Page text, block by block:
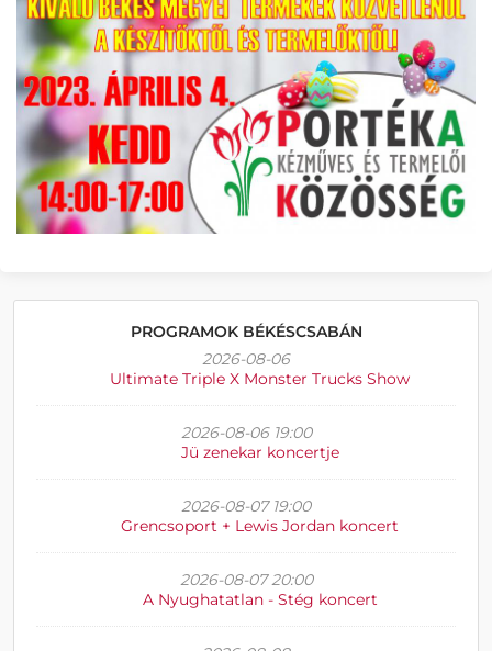
PROGRAMOK BÉKÉSCSABÁN
2026-08-06
Ultimate Triple X Monster Trucks Show
2026-08-06 19:00
Jü zenekar koncertje
2026-08-07 19:00
Grencsoport + Lewis Jordan koncert
2026-08-07 20:00
A Nyughatatlan - Stég koncert